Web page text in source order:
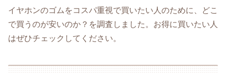
イヤホンのゴムをコスパ重視で買いたい人のために、どこ
で買うのが安いのか？を調査しました。お得に買いたい人
はぜひチェックしてください。